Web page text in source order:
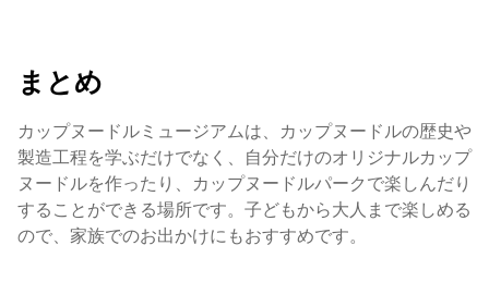
まとめ
カップヌードルミュージアムは、カップヌードルの歴史や
製造工程を学ぶだけでなく、自分だけのオリジナルカップ
ヌードルを作ったり、カップヌードルパークで楽しんだり
することができる場所です。子どもから大人まで楽しめる
ので、家族でのお出かけにもおすすめです。